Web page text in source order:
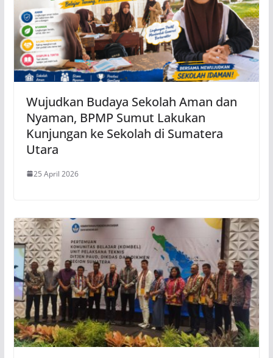
Wujudkan Budaya Sekolah Aman dan
Nyaman, BPMP Sumut Lakukan
Kunjungan ke Sekolah di Sumatera
Utara
25 April 2026